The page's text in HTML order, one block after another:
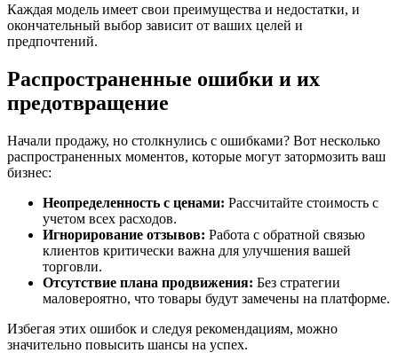
Каждая модель имеет свои преимущества и недостатки, и
окончательный выбор зависит от ваших целей и
предпочтений.
Распространенные ошибки и их
предотвращение
Начали продажу, но столкнулись с ошибками? Вот несколько
распространенных моментов, которые могут затормозить ваш
бизнес:
Неопределенность с ценами: Рассчитайте стоимость с
учетом всех расходов.
Игнорирование отзывов: Работа с обратной связью
клиентов критически важна для улучшения вашей
торговли.
Отсутствие плана продвижения: Без стратегии
маловероятно, что товары будут замечены на платформе.
Избегая этих ошибок и следуя рекомендациям, можно
значительно повысить шансы на успех.